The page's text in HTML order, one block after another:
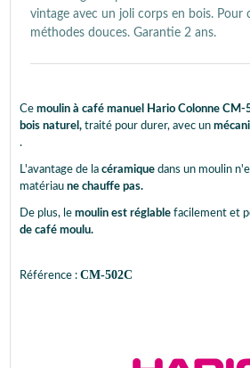
vintage avec un joli corps en bois. Pour
méthodes douces. Garantie 2 ans.
Ce moulin à café manuel Hario Colonne CM-
bois naturel, traité pour durer, avec un
.
L'avantage de la céramique dans un moulin
matériau ne chauffe pas.
De plus, le moulin est réglable facilement et
de café moulu.
Référence : CM-502C